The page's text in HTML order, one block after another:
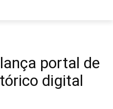
portal de
digital